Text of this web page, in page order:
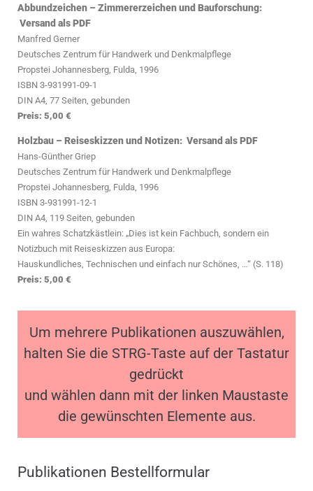
Abbundzeichen – Zimmererzeichen und Bauforschung:
Versand als PDF
Manfred Gerner
Deutsches Zentrum für Handwerk und Denkmalpflege
Propstei Johannesberg, Fulda, 1996
ISBN 3-931991-09-1
DIN A4, 77 Seiten, gebunden
Preis: 5,00 €
Holzbau – Reiseskizzen und Notizen: Versand als PDF
Hans-Günther Griep
Deutsches Zentrum für Handwerk und Denkmalpflege
Propstei Johannesberg, Fulda, 1996
ISBN 3-931991-12-1
DIN A4, 119 Seiten, gebunden
Ein wahres Schatzkästlein: „Dies ist kein Fachbuch, sondern ein
Notizbuch mit Reiseskizzen aus Europa:
Hauskundliches, Technischen und einfach nur Schönes, …“ (S. 118)
Preis: 5,00 €
Um mehrere Publikationen auszuwählen,
halten Sie die STRG-Taste auf der Tastatur
gedrückt
und wählen dann mit der linken Maustaste
die gewünschten Elemente aus.
Publikationen Bestellformular